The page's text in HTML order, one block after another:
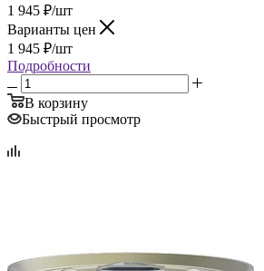
1 945 ₽/шт
Варианты цен
1 945 ₽/шт
Подробности
В корзину
Быстрый просмотр